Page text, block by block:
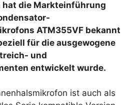
hat die Markteinführung
ATM355VF bekannt
für die ausgewogene
und
entwickelt wurde.
ist auch als